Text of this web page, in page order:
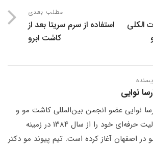
الکلی
مطلب بعدی
استفاده از سرم سریتا بعد از
کاشت ابرو
نوایی
نوایی عضو انجمن بین‌المللی کاشت مو و
ابرو فعالیت حرفه‌ای خود را از سال ۱۳۸۴ در زمینه
در اصفهان آغاز کرده است. تیم پیوند مو دکتر